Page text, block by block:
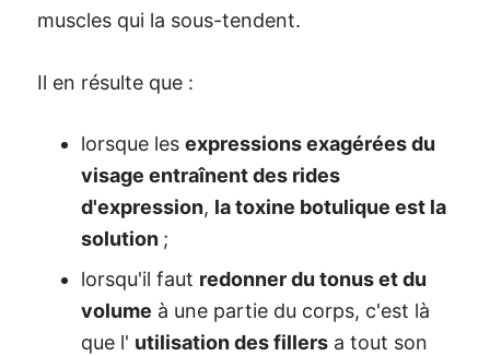
muscles qui la sous-tendent.
Il en résulte que :
lorsque les expressions exagérées du
visage entraînent des rides
d'expression, la toxine botulique est la
solution ;
lorsqu'il faut redonner du tonus et du
volume à une partie du corps, c'est là
que l' utilisation des fillers a tout son